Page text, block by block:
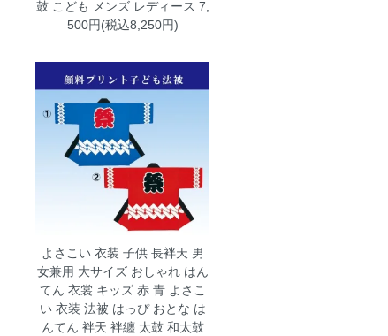
鼓 こども メンズ レディース 7,
500円(税込8,250円)
よさこい 衣装 子供 長袢天 男
女兼用 大サイズ おしゃれ はん
てん 衣裳 キッズ 赤 青よさこ
い 衣装 法被 はっぴ おとな は
んてん 袢天 袢纏 太鼓 和太鼓